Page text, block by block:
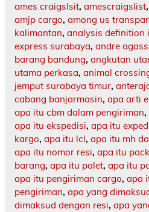
ames craigslsit, amescraigslist,
amjp cargo, among us
kalimantan, analysis definition
express surabaya, andre
barang bandung, angkutan
utama perkasa, animal
jemput surabaya timur,
cabang banjarmasin, apa arti
apa itu cbm dalam pengiriman,
apa itu ekspedisi, apa itu
kargo, apa itu lcl, apa itu mh
apa itu nomor resi, apa itu
barang, apa itu palet, apa itu
apa itu pengiriman cargo, apa
pengiriman, apa yang
dimaksud dengan resi, apa